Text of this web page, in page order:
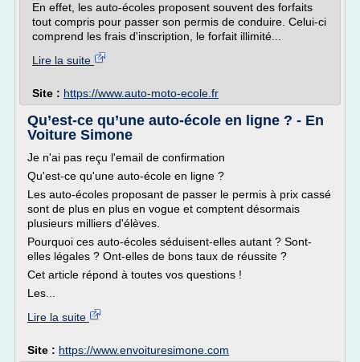
En effet, les auto-écoles proposent souvent des forfaits
tout compris pour passer son permis de conduire. Celui-ci
comprend les frais d'inscription, le forfait illimité...
Lire la suite
Site : https://www.auto-moto-ecole.fr
Qu’est-ce qu’une auto-école en ligne ? - En
Voiture Simone
Je n'ai pas reçu l'email de confirmation
Qu'est-ce qu'une auto-école en ligne ?
Les auto-écoles proposant de passer le permis à prix cassé
sont de plus en plus en vogue et comptent désormais
plusieurs milliers d'élèves.
Pourquoi ces auto-écoles séduisent-elles autant ? Sont-
elles légales ? Ont-elles de bons taux de réussite ?
Cet article répond à toutes vos questions !
Les...
Lire la suite
Site : https://www.envoituresimone.com